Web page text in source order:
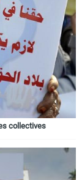
collectives